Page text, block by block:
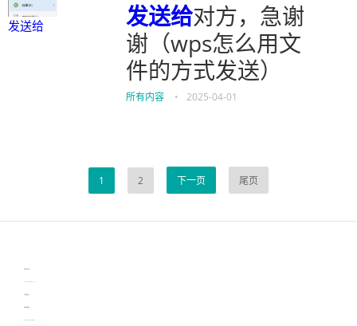
发送给 发送给对方，急谢
谢（wps怎么用文
件的方式发送）
所有内容 • 2025-04-01
1 2 下一页 尾页